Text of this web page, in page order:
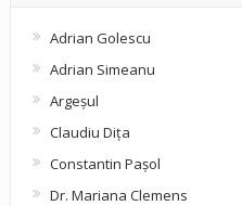
Adrian Golescu
Adrian Simeanu
Argeşul
Claudiu Diţa
Constantin Pașol
Dr. Mariana Clemens